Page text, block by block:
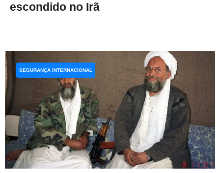
escondido no Irã
SEGURANÇA INTERNACIONAL